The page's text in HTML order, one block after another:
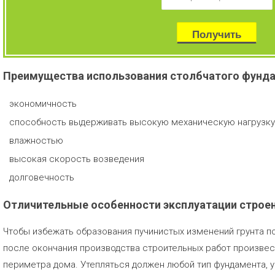
Преимущества использования столбчатого
экономичность
способность выдерживать высокую механическую
влажностью
высокая скорость возведения
долговечность
Отличительные особенности эксплуатации
Чтобы избежать образования пучинистых изменений грунта
после окончания производства строительных работ
периметра дома. Утепляться должен любой тип фундамента,